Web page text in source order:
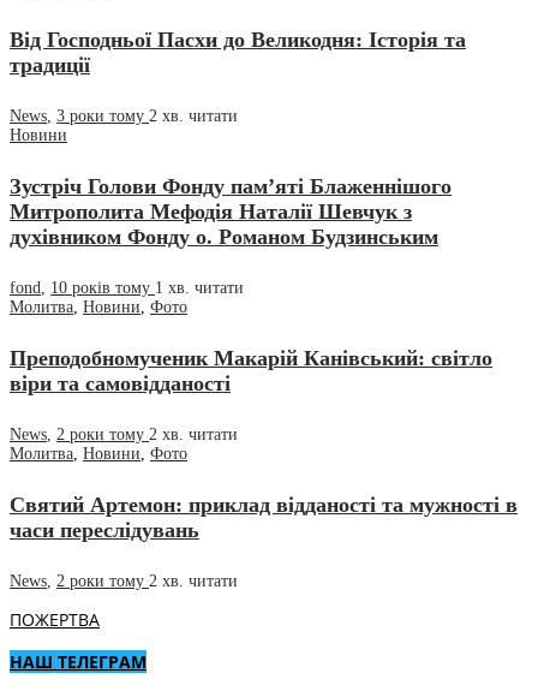
Від Господньої Пасхи до Великодня: Історія та
традиції
News, 3 роки тому 2 хв. читати
Новини
Зустріч Голови Фонду пам’яті Блаженнішого
Митрополита Мефодія Наталії Шевчук з
духівником Фонду о. Романом Будзинським
fond 10 років тому 1 хв. читати
Молитва Новини Фото
Преподобномученик Макарій Канівський: світло
віри та самовідданості
News 2 роки тому 2 хв. читати
Молитва Новини Фото
Святий Артемон: приклад відданості та мужності в
часи переслідувань
News 2 роки тому 2 хв. читати
ПОЖЕРТВА
НАШ ТЕЛЕГРАМ